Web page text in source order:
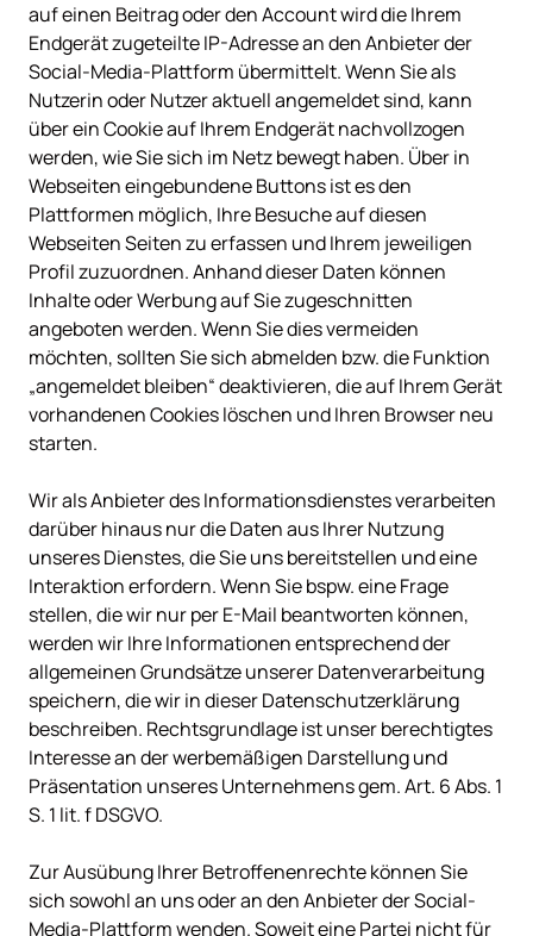
auf einen Beitrag oder den Account wird die Ihrem
Endgerät zugeteilte IP-Adresse an den Anbieter der
Social-Media-Plattform übermittelt. Wenn Sie als
Nutzerin oder Nutzer aktuell angemeldet sind, kann
über ein Cookie auf Ihrem Endgerät nachvollzogen
werden, wie Sie sich im Netz bewegt haben. Über in
Webseiten eingebundene Buttons ist es den
Plattformen möglich, Ihre Besuche auf diesen
Webseiten Seiten zu erfassen und Ihrem jeweiligen
Profil zuzuordnen. Anhand dieser Daten können
Inhalte oder Werbung auf Sie zugeschnitten
angeboten werden. Wenn Sie dies vermeiden
möchten, sollten Sie sich abmelden bzw. die Funktion
„angemeldet bleiben“ deaktivieren, die auf Ihrem Gerät
vorhandenen Cookies löschen und Ihren Browser neu
starten.
Wir als Anbieter des Informationsdienstes verarbeiten
darüber hinaus nur die Daten aus Ihrer Nutzung
unseres Dienstes, die Sie uns bereitstellen und eine
Interaktion erfordern. Wenn Sie bspw. eine Frage
stellen, die wir nur per E-Mail beantworten können,
werden wir Ihre Informationen entsprechend der
allgemeinen Grundsätze unserer Datenverarbeitung
speichern, die wir in dieser Datenschutzerklärung
beschreiben. Rechtsgrundlage ist unser berechtigtes
Interesse an der werbemäßigen Darstellung und
Präsentation unseres Unternehmens gem. Art. 6 Abs. 1
S. 1 lit. f DSGVO.
Zur Ausübung Ihrer Betroffenenrechte können Sie
sich sowohl an uns oder an den Anbieter der Social-
Media-Plattform wenden. Soweit eine Partei nicht für